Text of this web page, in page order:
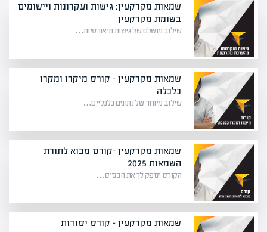
שמאות מקרקעין: גישות ועקרונות ויישומים
בשומת מקרקעין
שילוב מושלם של גישות תיאורטיות…
שמאות מקרקעין – קורס מיקרו ומקרו
כלכלה
שילוב מיוחד של נתונים כלכליים…
שמאות מקרקעין -קורס מבוא לתורת
השמאות 2025
הקורס יספק לך את הבסיס…
שמאות מקרקעין – קורס יסודות